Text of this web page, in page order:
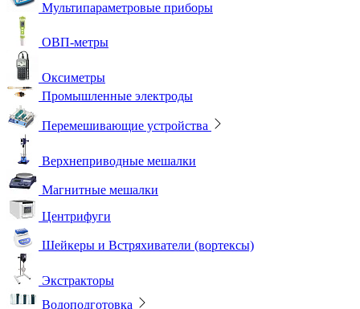
Мультипараметровые приборы
ОВП-метры
Оксиметры
Промышленные электроды
Перемешивающие устройства
Верхнеприводные мешалки
Магнитные мешалки
Центрифуги
Шейкеры и Встряхиватели (вортексы)
Экстракторы
Водоподготовка